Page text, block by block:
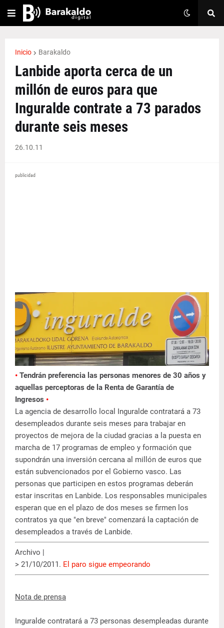
Inicio Barakaldo
Lanbide aporta cerca de un
millón de euros para que
Inguralde contrate a 73 parados
durante seis meses
26.10.11
publicidad
• Tendrán preferencia las personas menores de 30 años y
aquellas perceptoras de la Renta de Garantía de
Ingresos •
La agencia de desarrollo local Inguralde contratará a 73
desempleados durante seis meses para trabajar en
proyectos de mejora de la ciudad gracias a la puesta en
marcha de 17 programas de empleo y formación que
supondrán una inversión cercana al millón de euros que
están subvencionados por el Gobierno vasco. Las
personas que participen en estos programas deberán
estar inscritas en Lanbide. Los responsables municipales
esperan que en el plazo de dos meses se firmen los
contratos ya que "en breve" comenzará la captación de
desempleados a través de Lanbide.
Archivo |
> 21/10/2011. El paro sigue empeorando
Nota de prensa
Inguralde contratará a 73 personas desempleadas durante